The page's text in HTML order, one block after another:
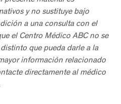
y no sustituye bajo
a una consulta con el
el Centro Médico ABC no se
que pueda darle a la
información relacionado
directamente al médico